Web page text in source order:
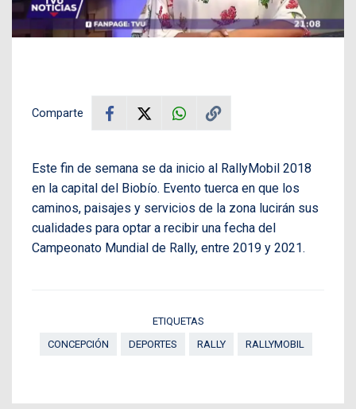
Comparte
Este fin de semana se da inicio al RallyMobil 2018
en la capital del Biobío. Evento tuerca en que los
caminos, paisajes y servicios de la zona lucirán sus
cualidades para optar a recibir una fecha del
Campeonato Mundial de Rally, entre 2019 y 2021.
ETIQUETAS
CONCEPCIÓN
DEPORTES RALLY RALLYMOBIL